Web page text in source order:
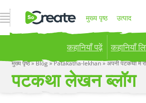
नेविगेशन खोलें मुख्य पृष्ठ उत्पाद
मूल्य निर्धारण ब्लॉग
कहानियाँ पढ़ें कहानियाँ
Publish your stories to a global
now!
मुख्य पृष्ठ»Blog»Patakatha-lekhan»अपनी पटकथा में
पटकथा लेखन ब्लॉग